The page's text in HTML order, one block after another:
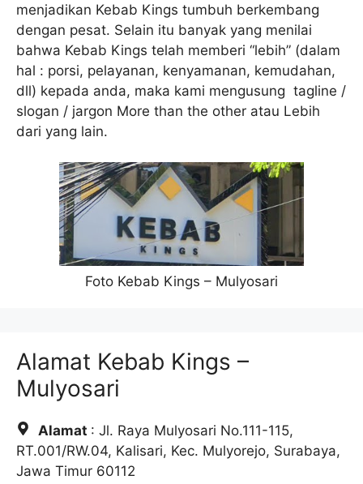
menjadikan Kebab Kings tumbuh berkembang
dengan pesat. Selain itu banyak yang menilai
bahwa Kebab Kings telah memberi “lebih” (dalam
hal : porsi, pelayanan, kenyamanan, kemudahan,
dll) kepada anda, maka kami mengusung tagline /
slogan / jargon More than the other atau Lebih
dari yang lain.
Foto Kebab Kings – Mulyosari
Alamat Kebab Kings –
Mulyosari
Alamat : Jl. Raya Mulyosari No.111-115,
RT.001/RW.04, Kalisari, Kec. Mulyorejo, Surabaya,
Jawa Timur 60112